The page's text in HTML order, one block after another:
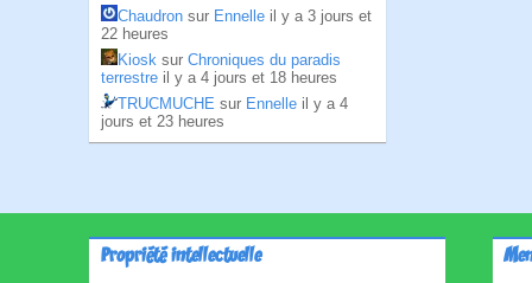
Chaudron sur Ennelle il y a 3 jours et
22 heures
Kiosk sur Chroniques du paradis
terrestre il y a 4 jours et 18 heures
TRUCMUCHE sur Ennelle il y a 4
jours et 23 heures
Propriété intellectuelle